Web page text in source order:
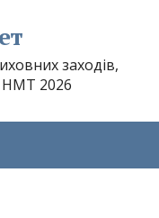
заходів,
НМТ 2026